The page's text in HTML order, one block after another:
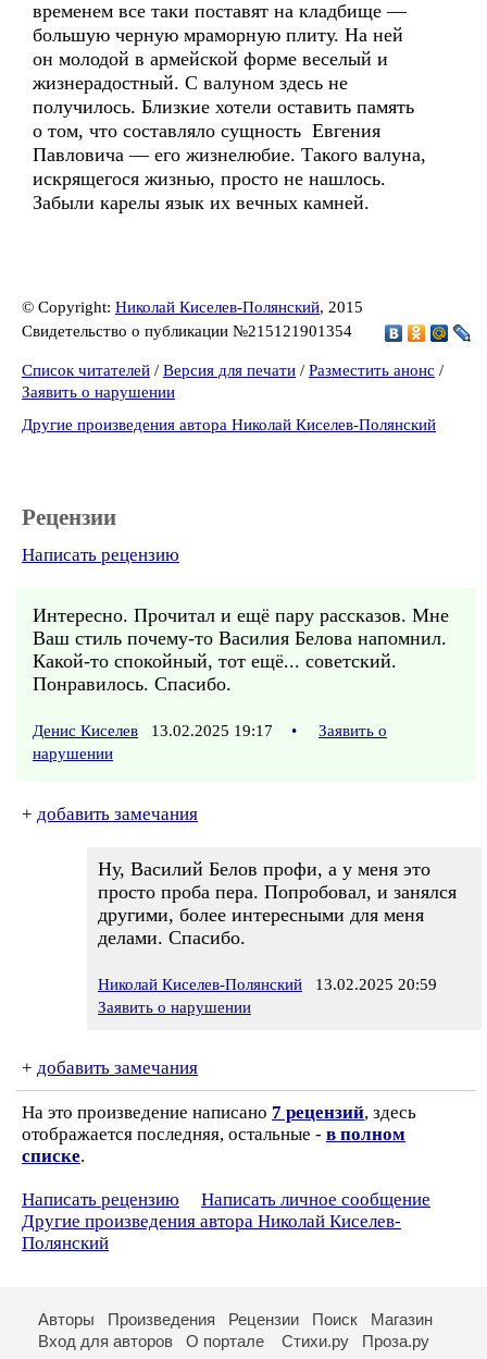
временем все таки поставят на кладбище —
большую черную мраморную плиту. На ней
он молодой в армейской форме веселый и
жизнерадостный. С валуном здесь не
получилось. Близкие хотели оставить память
о том, что составляло сущность Евгения
Павловича — его жизнелюбие. Такого валуна,
искрящегося жизнью, просто не нашлось.
Забыли карелы язык их вечных камней.
© Copyright: Николай Киселев-Полянский, 2015
Свидетельство о публикации №215121901354
Список читателей / Версия для печати / Разместить анонс /
Заявить о нарушении
Другие произведения автора Николай Киселев-Полянский
Рецензии
Написать рецензию
Интересно. Прочитал и ещё пару рассказов. Мне
Ваш стиль почему-то Василия Белова напомнил.
Какой-то спокойный, тот ещё... советский.
Понравилось. Спасибо.
Денис Киселев 13.02.2025 19:17 •
Заявить о
нарушении
+ добавить замечания
Ну, Василий Белов профи, а у меня это
просто проба пера. Попробовал, и занялся
другими, более интересными для меня
делами. Спасибо.
Николай Киселев-Полянский 13.02.2025 20:59
Заявить о нарушении
+ добавить замечания
На это произведение написано 7 рецензий, здесь
отображается последняя, остальные - в полном
списке.
Написать рецензию
Написать личное сообщение
Другие произведения автора Николай Киселев-
Полянский
Авторы Произведения Рецензии Поиск
Магазин
Вход для авторов
О портале Стихи.ру Проза.ру